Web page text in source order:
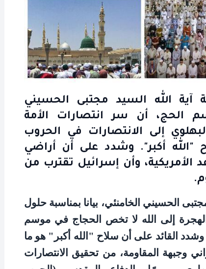
آية الله السيد مجتبى الحسيني
الحج، أن سر انتصارات الأمة
إلى الانتصارات في الحروب
"الله أكبر". وشدد على أن أراضي
الأمريكية، وأن إسرائيل تقترب من
الحسيني الخامنئي، بيانا بمناسبة حلول
أكد فيه أن الهجرة إلى الله لا تخص الحجاج في موسم
القائد على أن سلاح "الله أكبر" هو ما
وجبهة المقاومة، من تحقيق الانتصارات